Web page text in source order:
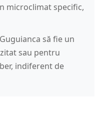
microclimat specific,
să fie un
sau pentru
indiferent de